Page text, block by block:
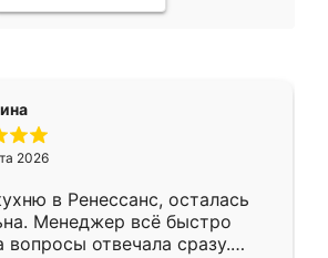
2026
в Ренессанс, осталась
Менеджер всё быстро
вопросы отвечала сразу.